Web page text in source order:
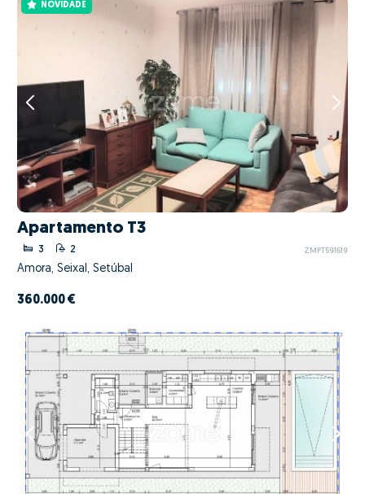
NOVIDADE
Apartamento T3
3 2 ZMPT591619
Amora, Seixal, Setúbal
360.000 €